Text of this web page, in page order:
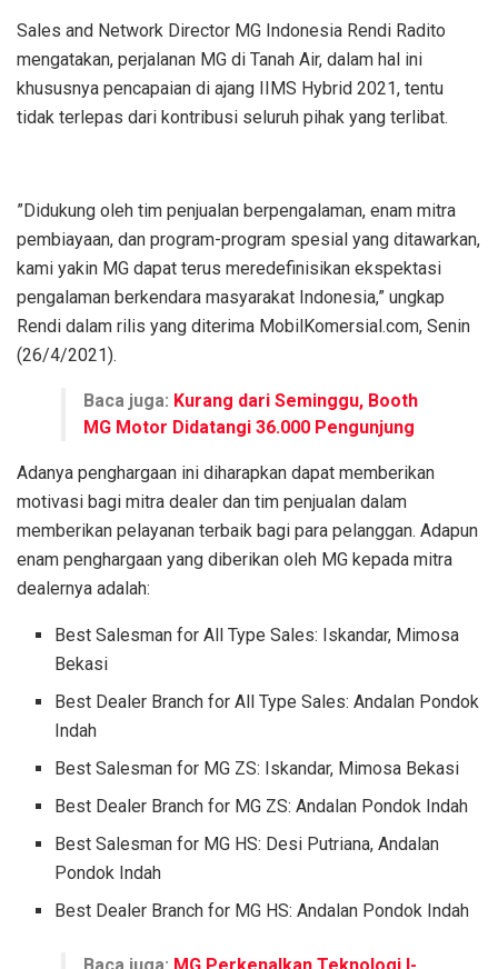
Sales and Network Director MG Indonesia Rendi Radito
mengatakan, perjalanan MG di Tanah Air, dalam hal ini
khususnya pencapaian di ajang IIMS Hybrid 2021, tentu
tidak terlepas dari kontribusi seluruh pihak yang terlibat.
”Didukung oleh tim penjualan berpengalaman, enam mitra
pembiayaan, dan program-program spesial yang ditawarkan,
kami yakin MG dapat terus meredefinisikan ekspektasi
pengalaman berkendara masyarakat Indonesia,” ungkap
Rendi dalam rilis yang diterima MobilKomersial.com, Senin
(26/4/2021).
Baca juga: Kurang dari Seminggu, Booth
MG Motor Didatangi 36.000 Pengunjung
Adanya penghargaan ini diharapkan dapat memberikan
motivasi bagi mitra dealer dan tim penjualan dalam
memberikan pelayanan terbaik bagi para pelanggan. Adapun
enam penghargaan yang diberikan oleh MG kepada mitra
dealernya adalah:
Best Salesman for All Type Sales: Iskandar, Mimosa
Bekasi
Best Dealer Branch for All Type Sales: Andalan Pondok
Indah
Best Salesman for MG ZS: Iskandar, Mimosa Bekasi
Best Dealer Branch for MG ZS: Andalan Pondok Indah
Best Salesman for MG HS: Desi Putriana, Andalan
Pondok Indah
Best Dealer Branch for MG HS: Andalan Pondok Indah